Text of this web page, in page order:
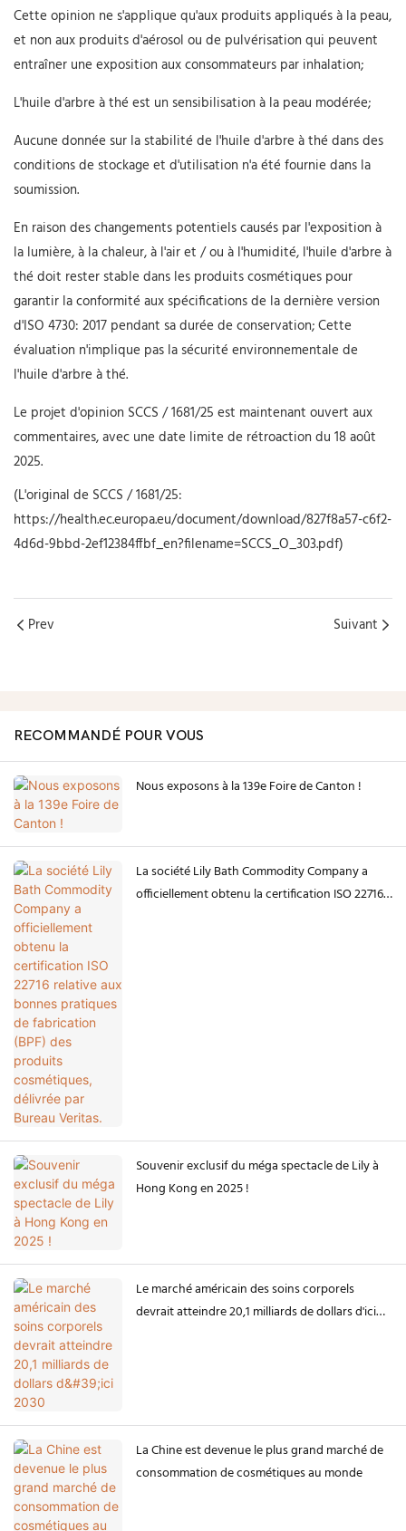
Cette opinion ne s'applique qu'aux produits appliqués à la peau,
et non aux produits d'aérosol ou de pulvérisation qui peuvent
entraîner une exposition aux consommateurs par inhalation;
L'huile d'arbre à thé est un sensibilisation à la peau modérée;
Aucune donnée sur la stabilité de l'huile d'arbre à thé dans des
conditions de stockage et d'utilisation n'a été fournie dans la
soumission.
En raison des changements potentiels causés par l'exposition à
la lumière, à la chaleur, à l'air et / ou à l'humidité, l'huile d'arbre à
thé doit rester stable dans les produits cosmétiques pour
garantir la conformité aux spécifications de la dernière version
d'ISO 4730: 2017 pendant sa durée de conservation; Cette
évaluation n'implique pas la sécurité environnementale de
l'huile d'arbre à thé.
Le projet d'opinion SCCS / 1681/25 est maintenant ouvert aux
commentaires, avec une date limite de rétroaction du 18 août
2025.
(L'original de SCCS / 1681/25:
https://health.ec.europa.eu/document/download/827f8a57-c6f2-
4d6d-9bbd-2ef12384ffbf_en?filename=SCCS_O_303.pdf)
Prev Suivant
RECOMMANDÉ POUR VOUS
Nous exposons à la 139e Foire de Canton !
La société Lily Bath Commodity Company a
officiellement obtenu la certification ISO 22716
Souvenir exclusif du méga spectacle de Lily à
Hong Kong en 2025 !
Le marché américain des soins corporels
devrait atteindre 20,1 milliards de dollars d'ici
La Chine est devenue le plus grand marché de
consommation de cosmétiques au monde